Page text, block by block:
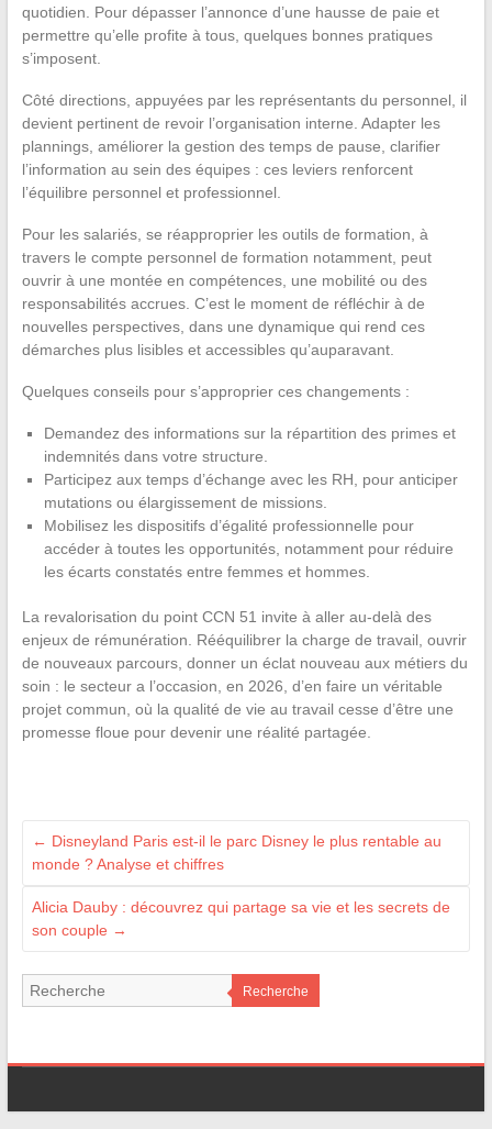
quotidien. Pour dépasser l’annonce d’une hausse de paie et
permettre qu’elle profite à tous, quelques bonnes pratiques
s’imposent.
Côté directions, appuyées par les représentants du personnel, il
devient pertinent de revoir l’organisation interne. Adapter les
plannings, améliorer la gestion des temps de pause, clarifier
l’information au sein des équipes : ces leviers renforcent
l’équilibre personnel et professionnel.
Pour les salariés, se réapproprier les outils de formation, à
travers le compte personnel de formation notamment, peut
ouvrir à une montée en compétences, une mobilité ou des
responsabilités accrues. C’est le moment de réfléchir à de
nouvelles perspectives, dans une dynamique qui rend ces
démarches plus lisibles et accessibles qu’auparavant.
Quelques conseils pour s’approprier ces changements :
Demandez des informations sur la répartition des primes et
indemnités dans votre structure.
Participez aux temps d’échange avec les RH, pour anticiper
mutations ou élargissement de missions.
Mobilisez les dispositifs d’égalité professionnelle pour
accéder à toutes les opportunités, notamment pour réduire
les écarts constatés entre femmes et hommes.
La revalorisation du point CCN 51 invite à aller au-delà des
enjeux de rémunération. Rééquilibrer la charge de travail, ouvrir
de nouveaux parcours, donner un éclat nouveau aux métiers du
soin : le secteur a l’occasion, en 2026, d’en faire un véritable
projet commun, où la qualité de vie au travail cesse d’être une
promesse floue pour devenir une réalité partagée.
← Disneyland Paris est-il le parc Disney le plus rentable au
monde ? Analyse et chiffres
Alicia Dauby : découvrez qui partage sa vie et les secrets de
son couple →
Recherche